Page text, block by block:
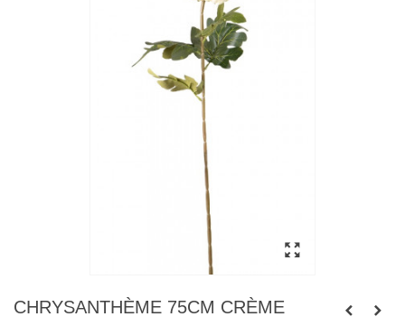
CHRYSANTHÈME 75CM CRÈME